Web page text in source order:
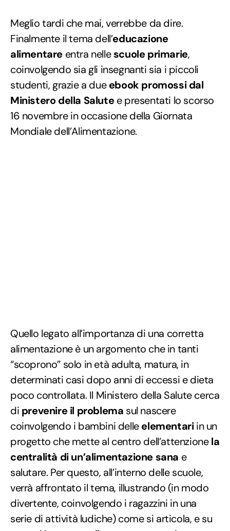
Meglio tardi che mai, verrebbe da dire.
Finalmente il tema dell’educazione
alimentare entra nellescuole primarie,
coinvolgendo sia gli insegnanti sia i piccoli
studenti, grazie a dueebook promossi dal
Ministero della Salutee presentati lo scorso
16 novembre in occasione della Giornata
Mondiale dell’Alimentazione.
Quello legato all’importanza di una corretta
alimentazione è un argomento che in tanti
“scoprono” solo in età adulta, matura, in
determinati casi dopo anni di eccessi e dieta
poco controllata. Il Ministero della Salute cerca
di prevenire il problema sul nascere
coinvolgendo i bambini delleelementariin un
progetto che mette al centro dell’attenzionela
centralità di un’alimentazione sana e
salutare. Per questo, all’interno delle scuole,
verrà affrontato il tema, illustrando (in modo
divertente, coinvolgendo i ragazzini in una
serie di attività ludiche) come si articola, e su